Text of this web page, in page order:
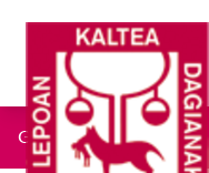
Gau Beltz Gaztea 2026/